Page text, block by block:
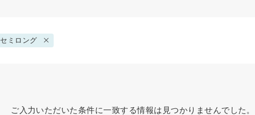
セミロング
ご入力いただいた条件に一致する情報は見つかりませんでした。